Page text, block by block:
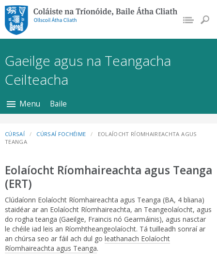
Coláiste na Tríonóide, Baile Átha
Cliath
Gaeilge agus na Teangacha
Ceilteacha
Menu Baile
CÚRSAÍ CÚRSAÍ FOCHÉIME
EOLAÍOCHT RÍOMHAIREACHTA AGUS
TEANGA
Eolaíocht Ríomhaireachta agus Teanga
(ERT)
Clúdaíonn Eolaíocht Ríomhaireachta agus Teanga (BA, 4 bliana)
staidéar ar an Eolaíocht Ríomhaireachta, an Teangeolaíocht, agus
do rogha teanga (Gaeilge, Fraincis nó Gearmáinis), agus nasctar
le chéile iad leis an Ríomhtheangeolaíocht. Tá tuilleadh sonraí ar
an chúrsa seo ar fáil ach dul go leathanach Eolaíocht
Ríomhaireachta agus Teanga.